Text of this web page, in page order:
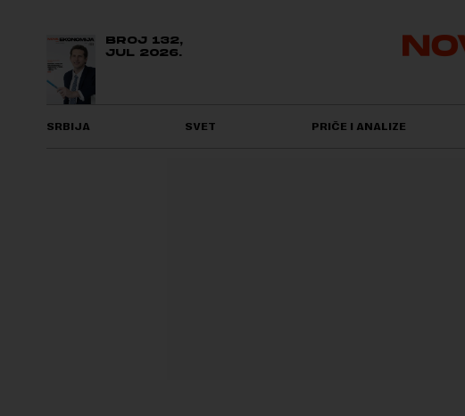
BROJ 132,
JUL 2026.
SRBIJA SVET PRIČE I ANALIZE